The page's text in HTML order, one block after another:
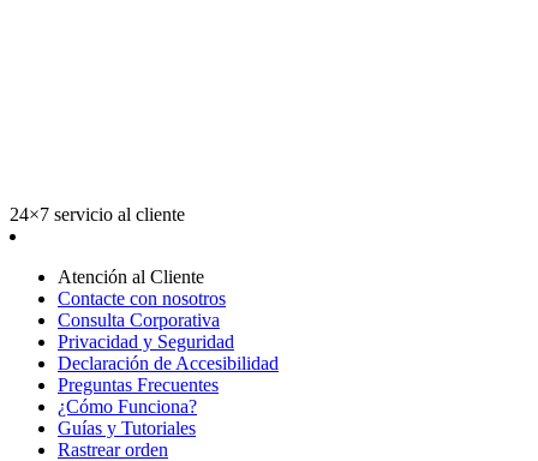
24×7 servicio al cliente
Atención al Cliente
Contacte con nosotros
Consulta Corporativa
Privacidad y Seguridad
Declaración de Accesibilidad
Preguntas Frecuentes
¿Cómo Funciona?
Guías y Tutoriales
Rastrear orden